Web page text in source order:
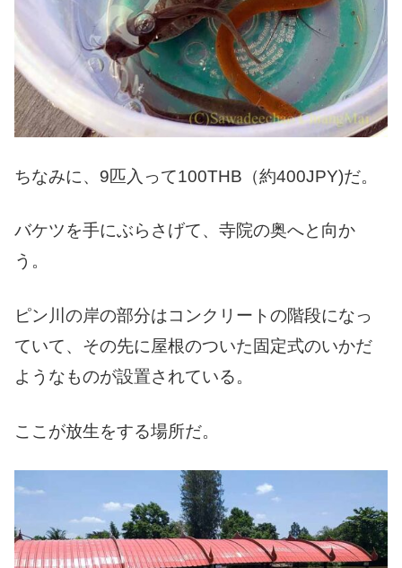
ちなみに、9匹入って100THB（約400JPY)だ。
バケツを手にぶらさげて、寺院の奥へと向か
う。
ピン川の岸の部分はコンクリートの階段になっ
ていて、その先に屋根のついた固定式のいかだ
ようなものが設置されている。
ここが放生をする場所だ。